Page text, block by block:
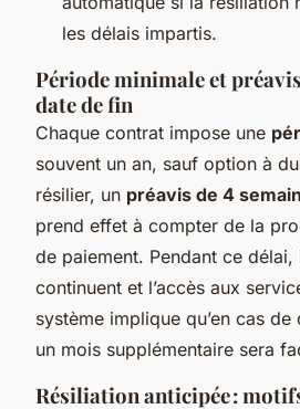
les délais impartis.
Période minimale et
date de fin
Chaque contrat impose une
souvent un an, sauf option à
résilier, un préavis de 4
prend effet à compter de la
de paiement. Pendant ce
continuent et l’accès aux
système implique qu’en cas
un mois supplémentaire sera
Résiliation anticipée :